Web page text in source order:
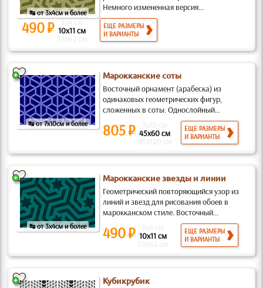
↹ от 3x4см и более
Немного измененная версия...
490 ₽ 3x4 см
10x11 см
ЕЩЕ РАЗМЕРЫ
И ВАРИАНТЫ
↹ от 7x10см и более
Марокканские соты
Восточный орнамент (арабеска) из
одинаковых геометрических фигур,
сложенных в соты. Однослойный...
805 ₽ 45x60 см
ЕЩЕ РАЗМЕРЫ
И ВАРИАНТЫ
↹ от 3x4см и более
Марокканские звезды и линии
Геометрический повторяющийся узор из
линий и звезд для рисования обоев в
марокканском стиле. Восточный...
490 ₽ 10x11 см
ЕЩЕ РАЗМЕРЫ
И ВАРИАНТЫ
Кубикрубик